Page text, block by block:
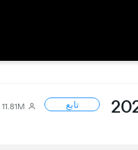
تابع 11.81M